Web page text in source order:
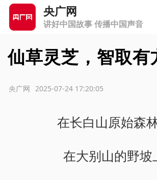
央广网
讲好中国故事 传播中国声音
仙草灵芝，智取有
2025-07-24 17:20:05
央广网
在长白山原始森
在大别山的野坡